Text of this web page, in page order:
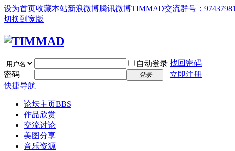
设为首页收藏本站新浪微博腾讯微博TIMMAD交流群号：97437981
切换到宽版
自动登录 找回密码
密码
登录
立即注册
快捷导航
论坛主页BBS
作品欣赏
交流讨论
美图分享
音乐资源